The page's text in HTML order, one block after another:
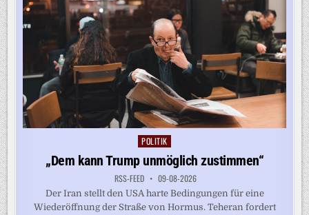
Posted
POLITIK
„Dem kann Trump unmöglich zustimmen“
RSS-FEED 09-08-2026
Der Iran stellt den USA harte Bedingungen für eine
Wiederöffnung der Straße von Hormus. Teheran fordert